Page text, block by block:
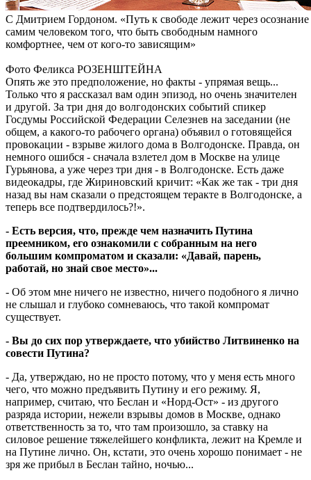
С Дмитрием Гордоном. «Путь к свободе лежит через осознание
самим человеком того, что быть свободным намного
комфортнее, чем от кого-то зависящим»
Фото Феликса РОЗЕНШТЕЙНА
Опять же это предположение, но факты - упрямая вещь...
Только что я рассказал вам один эпизод, но очень значителен
и другой. За три дня до волгодонских событий спикер
Госдумы Российской Федерации Селезнев на заседании (не
общем, а какого-то рабочего органа) объявил о готовящейся
провокации - взрыве жилого дома в Волгодонске. Правда, он
немного ошибся - сначала взлетел дом в Москве на улице
Гурьянова, а уже через три дня - в Волгодонске. Есть даже
видеокадры, где Жириновский кричит: «Как же так - три дня
назад вы нам сказали о предстоящем теракте в Волгодонске, а
теперь все подтвердилось?!».
- Есть версия, что, прежде чем назначить Путина
преемником, его ознакомили с собранным на него
большим компроматом и сказали: «Давай, парень,
работай, но знай свое место»...
- Об этом мне ничего не известно, ничего подобного я лично
не слышал и глубоко сомневаюсь, что такой компромат
существует.
- Вы до сих пор утверждаете, что убий­ство Литвиненко на
совести Путина?
- Да, утверждаю, но не просто потому, что у меня есть много
чего, что можно предъявить Путину и его режиму. Я,
например, считаю, что Беслан и «Норд-Ост» - из другого
разряда истории, нежели взрывы домов в Москве, однако
ответственность за то, что там произошло, за ставку на
силовое решение тяжелейшего конфликта, лежит на Кремле и
на Путине лично. Он, кстати, это очень хорошо понимает - не
зря же прибыл в Беслан тайно, ночью...